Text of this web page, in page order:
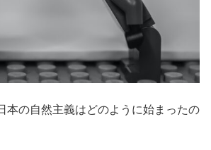
本の自然主義はどのように始まったの